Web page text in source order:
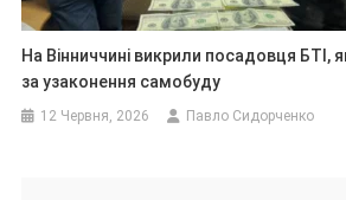
На Вінниччині викрили посадовця БТІ,
за узаконення самобуду
12 Червня, 2026 Павло Сидорченко